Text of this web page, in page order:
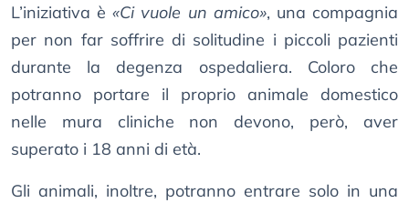
L’iniziativa è«Ci vuole un amico», una compagnia
per non far soffrire di solitudine i piccoli pazienti
durante la degenza ospedaliera. Coloro che
potranno portare il proprio animale domestico
nelle mura cliniche non devono, però, aver
superato i 18 anni di età.
Gli animali, inoltre, potranno entrare solo in una